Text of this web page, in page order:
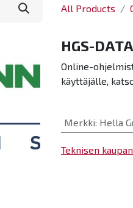
All Products
HGS-
Online-
käyttäjälle,
Merkki: Hella
Teknisen